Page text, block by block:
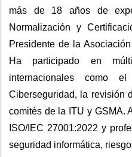
más de 18 años de
Normalización y
Presidente de la
Ha participado en
internacionales como
Ciberseguridad, la revisión
comités de la ITU y GSMA.
ISO/IEC 27001:2022 y
seguridad informática,